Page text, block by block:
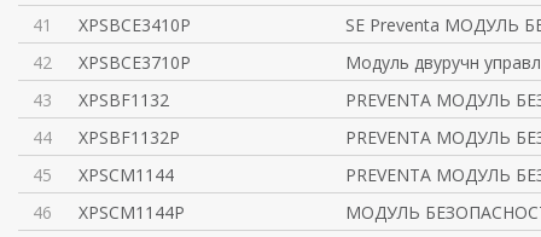
41
XPSBCE3410P
SE Preventa МОДУЛЬ
42
XPSBCE3710P
Модуль двуручн
43
XPSBF1132
PREVENTA МОДУЛЬ
44
XPSBF1132P
PREVENTA МОДУЛЬ
45
XPSCM1144
PREVENTA МОДУЛЬ
46
XPSCM1144P
МОДУЛЬ